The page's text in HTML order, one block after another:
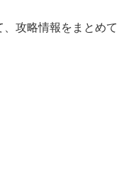
、攻略情報をまとめて